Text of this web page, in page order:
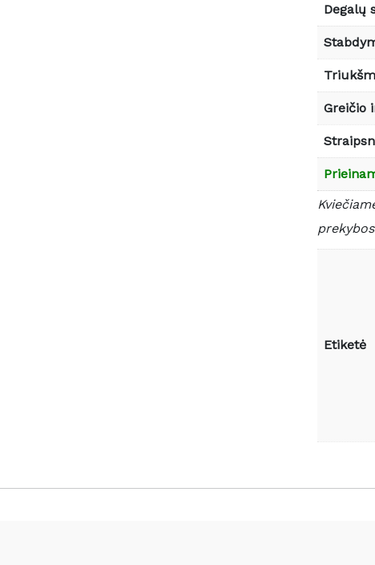
Degalų
Greičio
Etiketė